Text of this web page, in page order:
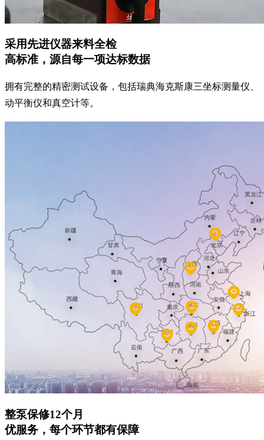
采用先进仪器来料全检
高标准，源自每一项达标数据
拥有完整的精密测试设备，包括瑞典海克斯康三坐标测量仪、
动平衡仪和真空计等。
整泵保修12个月
优服务，每个环节都有保障